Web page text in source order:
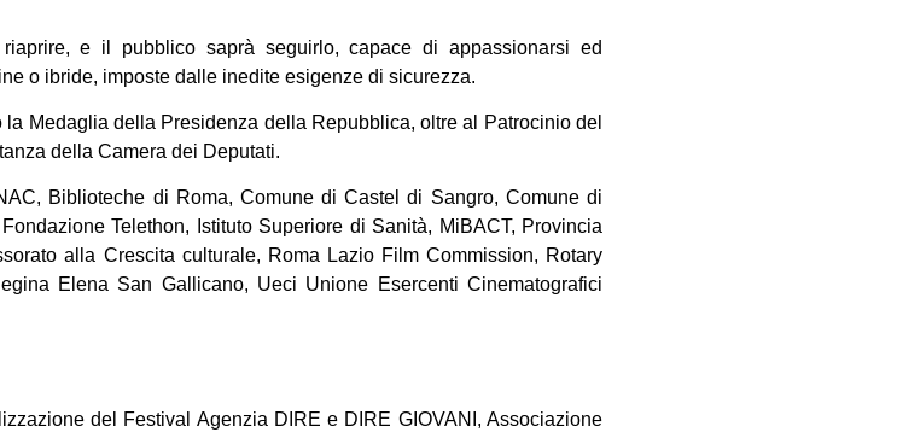
e il pubblico saprà seguirlo, capace di appassionarsi ed
o ibride, imposte dalle inedite esigenze di sicurezza.
la Medaglia della Presidenza della Repubblica, oltre al Patrocinio del
della Camera dei Deputati.
Biblioteche di Roma, Comune di Castel di Sangro, Comune di
Telethon, Istituto Superiore di Sanità, MiBACT, Provincia
alla Crescita culturale, Roma Lazio Film Commission, Rotary
Elena San Gallicano, Ueci Unione Esercenti Cinematografici
del Festival Agenzia DIRE e DIRE GIOVANI, Associazione